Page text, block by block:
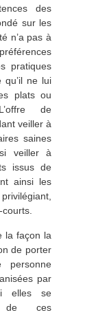
des
sur les
n’a pas à
pratiques
qu’il ne lui
plats ou
de
veiller à
saines
veiller à
issus de
ainsi les
la façon la
de porter
personne
par
elles se
de ces